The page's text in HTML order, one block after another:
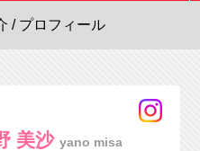
/ プロフィール
美沙 yano misa